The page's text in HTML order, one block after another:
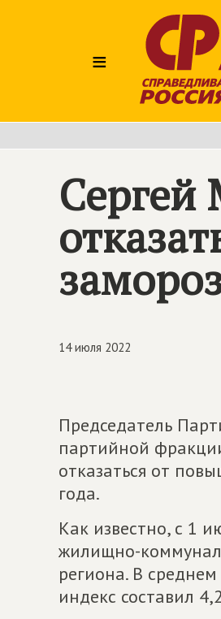
≡
Сергей
14 июля 2022
Председатель
партийной
отказаться от
года.
Как известно, с 1
жилищно-
региона. В
индекс составил